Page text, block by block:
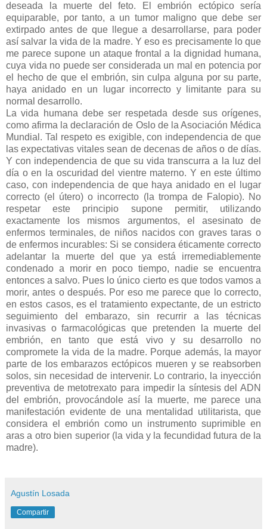
deseada la muerte del feto. El embrión ectópico sería
equiparable, por tanto, a un tumor maligno que debe ser
extirpado antes de que llegue a desarrollarse, para poder
así salvar la vida de la madre. Y eso es precisamente lo que
me parece supone un ataque frontal a la dignidad humana,
cuya vida no puede ser considerada un mal en potencia por
el hecho de que el embrión, sin culpa alguna por su parte,
haya anidado en un lugar incorrecto y limitante para su
normal desarrollo.
La vida humana debe ser respetada desde sus orígenes,
como afirma la declaración de Oslo de la Asociación Médica
Mundial. Tal respeto es exigible, con independencia de que
las expectativas vitales sean de decenas de años o de días.
Y con independencia de que su vida transcurra a la luz del
día o en la oscuridad del vientre materno. Y en este último
caso, con independencia de que haya anidado en el lugar
correcto (el útero) o incorrecto (la trompa de Falopio). No
respetar este principio supone permitir, utilizando
exactamente los mismos argumentos, el asesinato de
enfermos terminales, de niños nacidos con graves taras o
de enfermos incurables: Si se considera éticamente correcto
adelantar la muerte del que ya está irremediablemente
condenado a morir en poco tiempo, nadie se encuentra
entonces a salvo. Pues lo único cierto es que todos vamos a
morir, antes o después. Por eso me parece que lo correcto,
en estos casos, es el tratamiento expectante, de un estricto
seguimiento del embarazo, sin recurrir a las técnicas
invasivas o farmacológicas que pretenden la muerte del
embrión, en tanto que está vivo y su desarrollo no
compromete la vida de la madre. Porque además, la mayor
parte de los embarazos ectópicos mueren y se reabsorben
solos, sin necesidad de intervenir. Lo contrario, la inyección
preventiva de metotrexato para impedir la síntesis del ADN
del embrión, provocándole así la muerte, me parece una
manifestación evidente de una mentalidad utilitarista, que
considera el embrión como un instrumento suprimible en
aras a otro bien superior (la vida y la fecundidad futura de la
madre).
Agustín Losada
Compartir